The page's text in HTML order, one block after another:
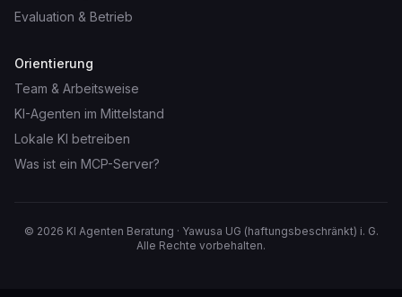
Evaluation & Betrieb
Orientierung
Team & Arbeitsweise
KI-Agenten im Mittelstand
Lokale KI betreiben
Was ist ein MCP-Server?
© 2026 KI Agenten Beratung · Yawusa UG (haftungsbeschränkt) i. G.
Alle Rechte vorbehalten.